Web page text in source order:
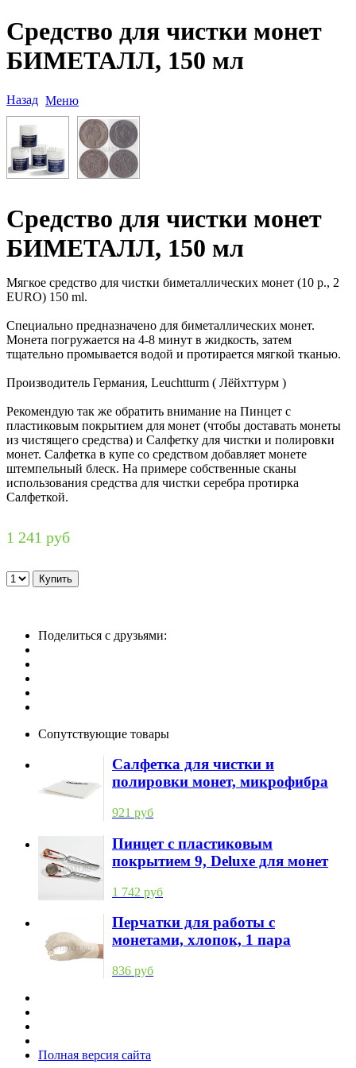
Средство для чистки монет
БИМЕТАЛЛ, 150 мл
Назад Меню
Средство для чистки монет
БИМЕТАЛЛ, 150 мл
Мягкое средство для чистки биметаллических монет (10 р., 2
EURO) 150 ml.
Специально предназначено для биметаллических монет.
Монета погружается на 4-8 минут в жидкость, затем
тщательно промывается водой и протирается мягкой тканью.
Производитель Германия, Leuchtturm ( Лёйхттурм )
Рекомендую так же обратить внимание на Пинцет с
пластиковым покрытием для монет (чтобы доставать монеты
из чистящего средства) и Салфетку для чистки и полировки
монет. Салфетка в купе со средством добавляет монете
штемпельный блеск. На примере собственные сканы
использования средства для чистки серебра протирка
Салфеткой.
1 241 руб
Поделиться с друзьями:
Сопутствующие товары
Салфетка для чистки и
полировки монет, микрофибра
921 руб
Пинцет с пластиковым
покрытием 9, Deluxe для монет
1 742 руб
Перчатки для работы с
монетами, хлопок, 1 пара
836 руб
Полная версия сайта